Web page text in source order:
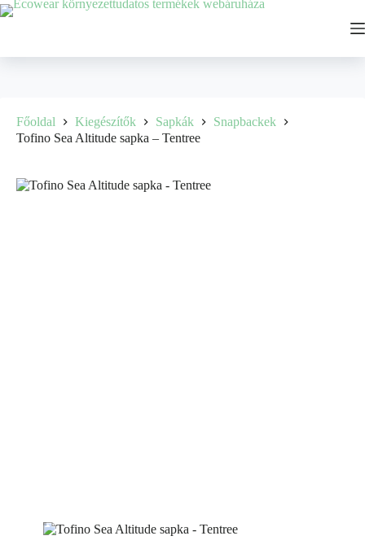
Főoldal Kiegészítők Sapkák
Snapbackek
Tofino Sea Altitude sapka – Tentree